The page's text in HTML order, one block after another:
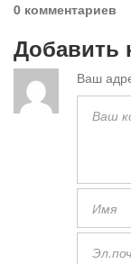
0 комментариев
Добавить
Ваш